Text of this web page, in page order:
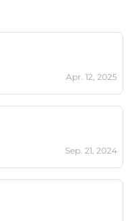
Apr. 12, 2025
Sep. 21, 2024